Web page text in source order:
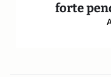
forte